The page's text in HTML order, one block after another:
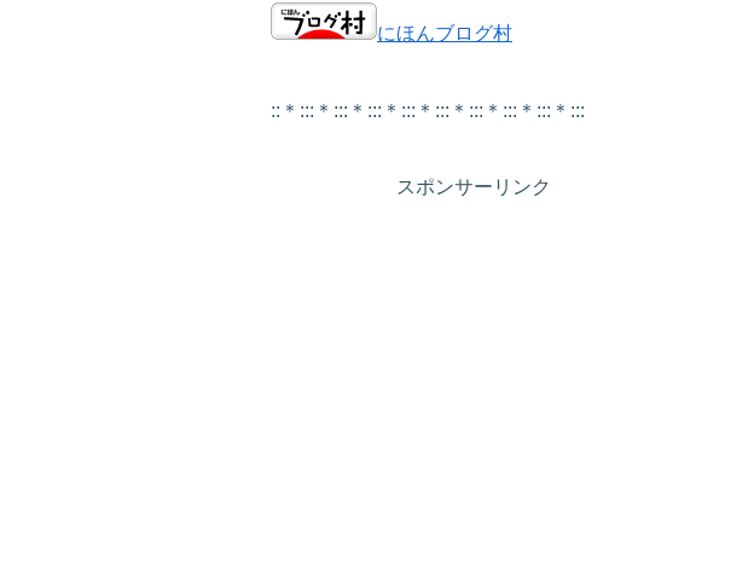
にほんブログ村
::＊:::＊:::＊:::＊:::＊:::＊:::＊:::＊:::＊:::
スポンサーリンク